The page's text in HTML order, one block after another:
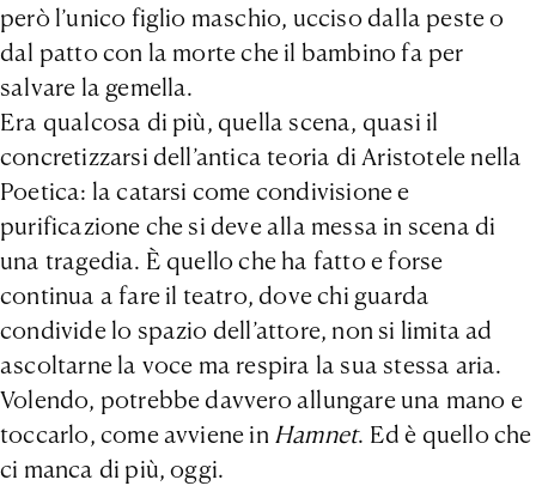
però l’unico figlio maschio, ucciso dalla peste o
dal patto con la morte che il bambino fa per
salvare la gemella.
Era qualcosa di più, quella scena, quasi il
concretizzarsi dell’antica teoria di Aristotele nella
Poetica: la catarsi come condivisione e
purificazione che si deve alla messa in scena di
una tragedia. È quello che ha fatto e forse
continua a fare il teatro, dove chi guarda
condivide lo spazio dell’attore, non si limita ad
ascoltarne la voce ma respira la sua stessa aria.
Volendo, potrebbe davvero allungare una mano e
toccarlo, come avviene in Hamnet. Ed è quello che
ci manca di più, oggi.